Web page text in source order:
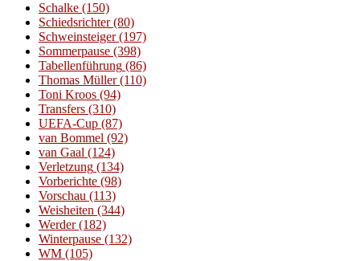
Schalke (150)
Schiedsrichter(80)
Schweinsteiger(197)
Sommerpause (398)
Tabellenführung (86)
Thomas Müller(110)
Toni Kroos (94)
Transfers (310)
UEFA-Cup (87)
van Bommel (92)
van Gaal (124)
Verletzung (134)
Vorberichte (98)
Vorschau (113)
Weisheiten (344)
Werder(182)
Winterpause (132)
WM (105)